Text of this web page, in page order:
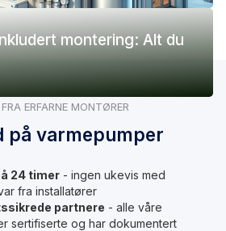
montering: Alt du
ERFARNE MONTØRER
på varmepumper
24 timer - ingen ukevis med
fra installatører
partnere - alle våre
sertifiserte og har dokumentert